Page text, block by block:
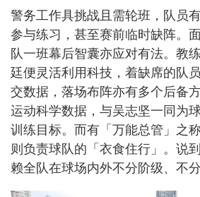
警务工作具挑战且需轮班，队员
参与练习，甚至赛前临时缺阵。
队一班幕后智囊亦应对有法。教
廷便灵活利用科技，着缺席的队
交数据，落场布阵亦有多个后备
运动科学数据，与吴志坚一同为
训练目标。而有「万能总管」之
则负责球队的「衣食住行」。说
赖全队在球场内外不分阶级、不